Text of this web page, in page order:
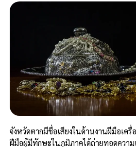
จังหวัดตากมีชื่อเสียงในด้านงานฝีมือเค
ฝีมือผู้มีทักษะในภูมิภาคได้ถ่ายทอดควา